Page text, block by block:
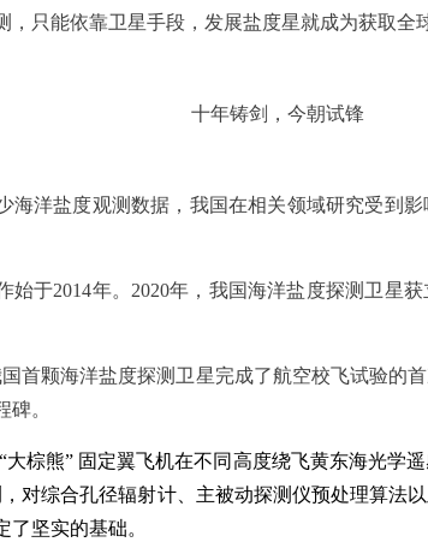
，只能依靠卫星手段，发展盐度星就成为获取全
十年铸剑，今朝试锋
海洋盐度观测数据，我国在相关领域研究受到
始于2014年。2020年，我国海洋盐度探测卫星
国首颗海洋盐度探测卫星完成了航空校飞试验的
。
大棕熊” 固定翼飞机在不同高度绕飞黄东海光学
对综合孔径辐射计、主被动探测仪预处理算法
坚实的基础。